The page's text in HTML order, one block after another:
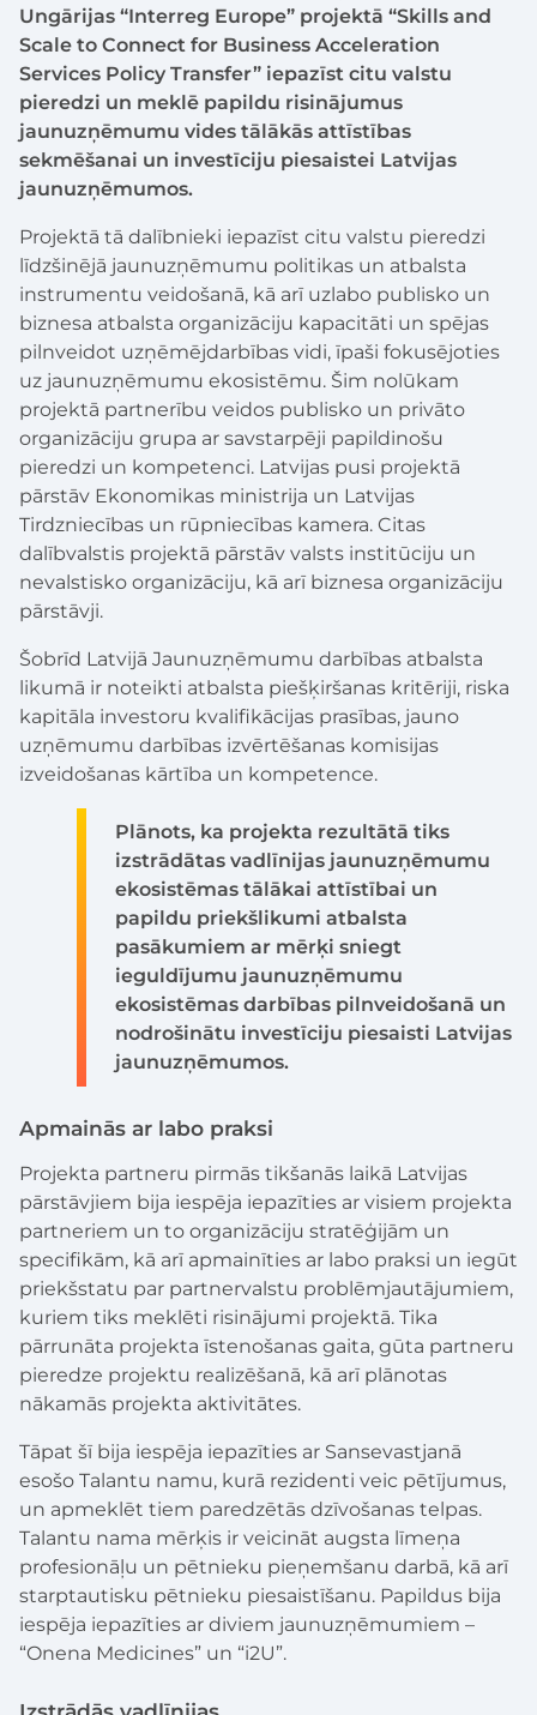
Ungārijas “Interreg Europe” projektā “Skills and
Scale to Connect for Business Acceleration
Services Policy Transfer” iepazīst citu valstu
pieredzi un meklē papildu risinājumus
jaunuzņēmumu vides tālākās attīstības
sekmēšanai un investīciju piesaistei Latvijas
jaunuzņēmumos.
Projektā tā dalībnieki iepazīst citu valstu pieredzi
līdzšinējā jaunuzņēmumu politikas un atbalsta
instrumentu veidošanā, kā arī uzlabo publisko un
biznesa atbalsta organizāciju kapacitāti un spējas
pilnveidot uzņēmējdarbības vidi, īpaši fokusējoties
uz jaunuzņēmumu ekosistēmu. Šim nolūkam
projektā partnerību veidos publisko un privāto
organizāciju grupa ar savstarpēji papildinošu
pieredzi un kompetenci. Latvijas pusi projektā
pārstāv Ekonomikas ministrija un Latvijas
Tirdzniecības un rūpniecības kamera. Citas
dalībvalstis projektā pārstāv valsts institūciju un
nevalstisko organizāciju, kā arī biznesa organizāciju
pārstāvji.
Šobrīd Latvijā Jaunuzņēmumu darbības atbalsta
likumā ir noteikti atbalsta piešķiršanas kritēriji, riska
kapitāla investoru kvalifikācijas prasības, jauno
uzņēmumu darbības izvērtēšanas komisijas
izveidošanas kārtība un kompetence.
Plānots, ka projekta rezultātā tiks
izstrādātas vadlīnijas jaunuzņēmumu
ekosistēmas tālākai attīstībai un
papildu priekšlikumi atbalsta
pasākumiem ar mērķi sniegt
ieguldījumu jaunuzņēmumu
ekosistēmas darbības pilnveidošanā un
nodrošinātu investīciju piesaisti Latvijas
jaunuzņēmumos.
Apmainās ar labo praksi
Projekta partneru pirmās tikšanās laikā Latvijas
pārstāvjiem bija iespēja iepazīties ar visiem projekta
partneriem un to organizāciju stratēģijām un
specifikām, kā arī apmainīties ar labo praksi un iegūt
priekšstatu par partnervalstu problēmjautājumiem,
kuriem tiks meklēti risinājumi projektā. Tika
pārrunāta projekta īstenošanas gaita, gūta partneru
pieredze projektu realizēšanā, kā arī plānotas
nākamās projekta aktivitātes.
Tāpat šī bija iespēja iepazīties ar Sansevastjanā
esošo Talantu namu, kurā rezidenti veic pētījumus,
un apmeklēt tiem paredzētās dzīvošanas telpas.
Talantu nama mērķis ir veicināt augsta līmeņa
profesionāļu un pētnieku pieņemšanu darbā, kā arī
starptautisku pētnieku piesaistīšanu. Papildus bija
iespēja iepazīties ar diviem jaunuzņēmumiem –
“Onena Medicines” un “i2U”.